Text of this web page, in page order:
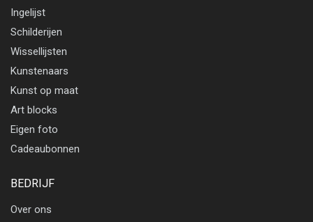
Ingelijst
Schilderijen
Wissellijsten
Kunstenaars
Kunst op maat
Art blocks
Eigen foto
Cadeaubonnen
BEDRIJF
Over ons